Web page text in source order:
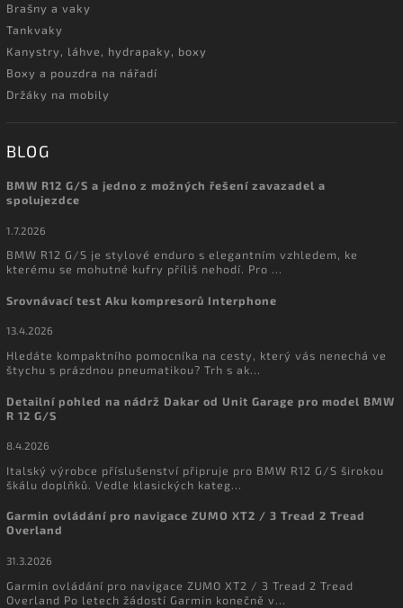
Brašny a vaky
Tankvaky
Kanystry, láhve, hydrapaky, boxy
Boxy a pouzdra na nářadí
Držáky na mobily
BLOG
BMW R12 G/S a jedno z možných řešení zavazadel a
spolujezdce
1.7.2026
BMW R12 G/S je stylové enduro s elegantním vzhledem, ke
kterému se mohutné kufry příliš nehodí. Pro ...
Srovnávací test Aku kompresorů Interphone
13.4.2026
Hledáte kompaktního pomocníka na cesty, který vás nenechá ve
štychu s prázdnou pneumatikou? Trh s ak...
Detailní pohled na nádrž Dakar od Unit Garage pro model BMW
R 12 G/S
8.4.2026
Italský výrobce příslušenství připruje pro BMW R12 G/S širokou
škálu doplňků. Vedle klasických kateg...
Garmin ovládání pro navigace ZUMO XT2 / 3 Tread 2 Tread
Overland
31.3.2026
Garmin ovládání pro navigace ZUMO XT2 / 3 Tread 2 Tread
Overland Po letech žádostí Garmin konečně v...